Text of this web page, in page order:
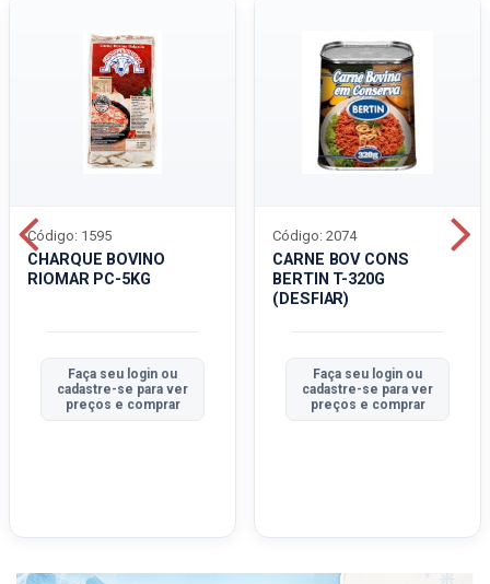
CHARQUE BOVINO
RIOMAR PC-5KG
Código: 1595
Faça seu login ou
cadastre-se para ver
preços e comprar
CARNE BOV CONS
BERTIN T-320G
(DESFIAR)
Código: 2074
Faça seu login ou
cadastre-se para ver
preços e comprar